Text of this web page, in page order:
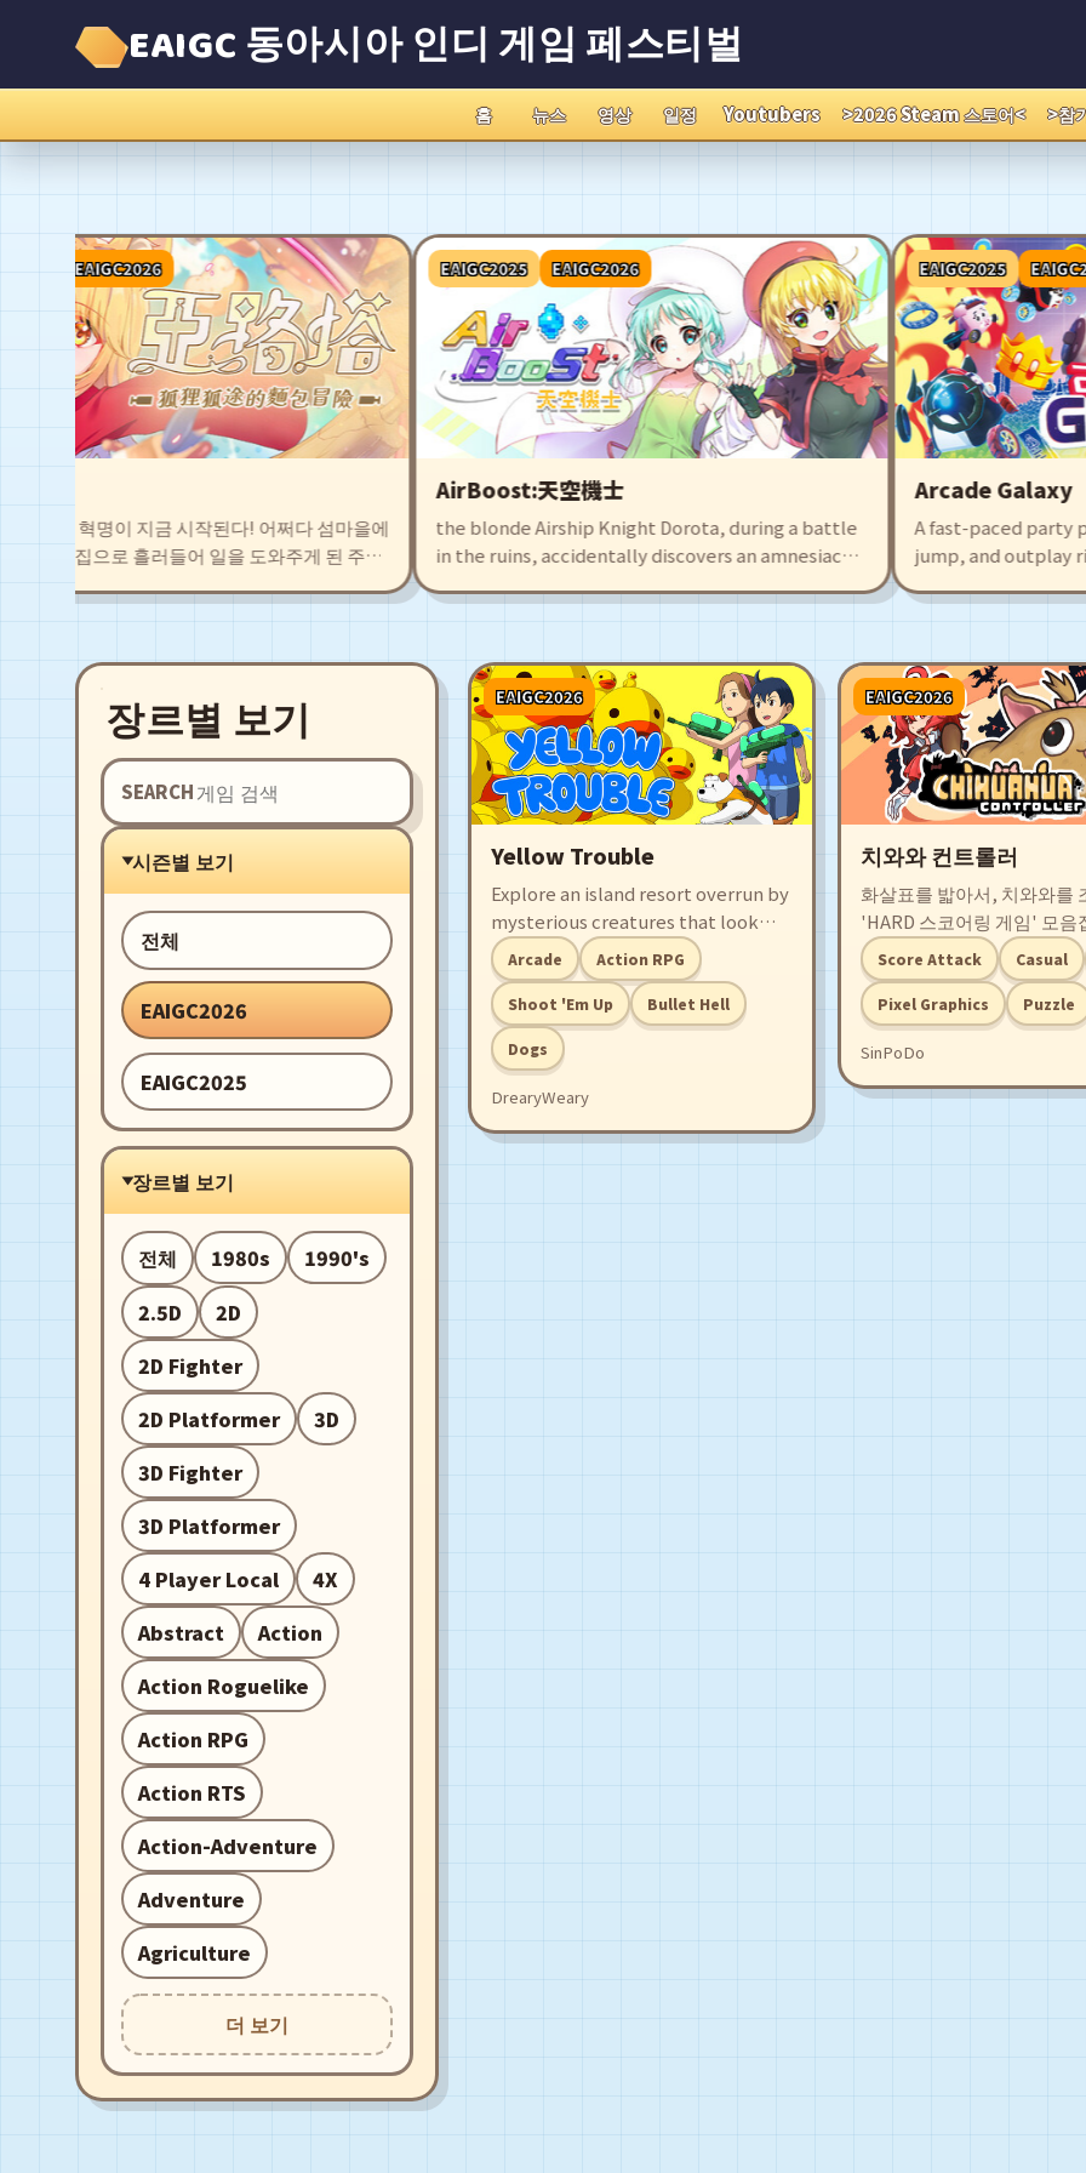
EAIGC 동아시아 인디 게임 페스티벌
홈 뉴스 영상 일정 Youtubers >2026 Steam 스토어< >참
EAIGC2026
쓸 빵 혁명이 지금 시작된다! 어쩌다 섬마을에
딴 빵집으로 흘러들어 일을 도와주게 된 주인
고 저마다의 개성을 지닌 동료들과 함께 시설
영광을 되찾자!
EAIGC2025 EAIGC2026
AirBoost:天空機士
the blonde Airship Knight Dorota, during a battle
in the ruins, accidentally discovers an amnesiac
girl, Agate. This also draws the attention of sky
pirates, leading to fierce battles. The game offers
companions who will fight alongside you!
EAIGC2025
Arcade Galaxy
A fast-paced party
jump, and outplay
Cubs. Create and
intuitive editor, or
surprises.
장르별 보기
SEARCH
시즌별 보기
전체
EAIGC2026
EAIGC2025
장르별 보기
전체 1980s
1990's
2.5D
2D
2D Fighter
2D Platformer
3D
3D Fighter
3D Platformer
4 Player Local
4X
Abstract
Action
Action Roguelike
Action RPG
Action RTS
Action-Adventure
Adventure
Agriculture
더 보기
EAIGC2026
Yellow Trouble
Explore an island resort overrun by
mysterious creatures that look
like ducks in an 8-way water gun
blasting romp with arcade shoot
'em up and run &amp; gun action
RPG game modes!
Arcade Action RPG
Shoot 'Em Up Bullet Hell
Dogs
DrearyWeary
EAIGC2026
치와와 컨트롤러
화살표를 밟아서, 치와와를
'HARD 스코어링 게임' 모음
같은 기믹을 공유하는 8개의
이 준비되어 있습니다. 당신
서 복잡해지는 컨트롤러를
무사히 치와와를 입양할 수
Score Attack Casual
Pixel Graphics Puzzle
SinPoDo